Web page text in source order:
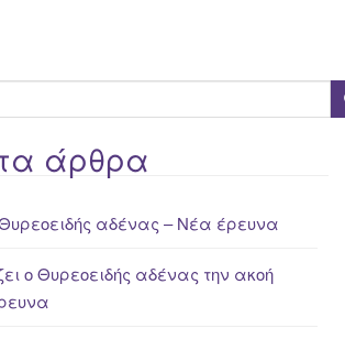
άρθρα
αδένας – Νέα έρευνα
ο Θυρεοειδής αδένας την ακοή